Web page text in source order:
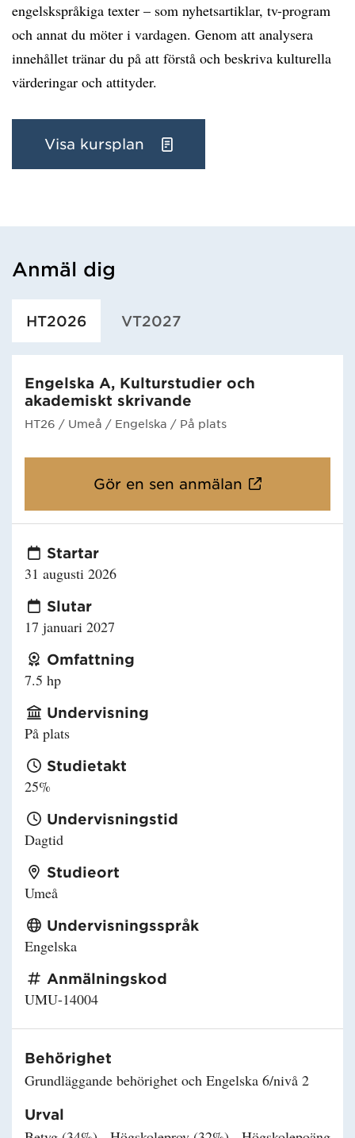
engelskspråkiga texter – som nyhetsartiklar, tv-program
och annat du möter i vardagen. Genom att analysera
innehållet tränar du på att förstå och beskriva kulturella
värderingar och attityder.
Visa kursplan
Anmäl dig
Har hämtat utbildning.
HT2026 VT2027
Engelska A, Kulturstudier och
akademiskt skrivande
HT26 / Umeå / Engelska / På plats
Gör en sen anmälan
Startar
31 augusti 2026
Slutar
17 januari 2027
Omfattning
7.5 hp
Undervisning
På plats
Studietakt
25%
Undervisningstid
Dagtid
Studieort
Umeå
Undervisningsspråk
Engelska
Anmälningskod
UMU-14004
Behörighet
Grundläggande behörighet och Engelska 6/nivå 2
Urval